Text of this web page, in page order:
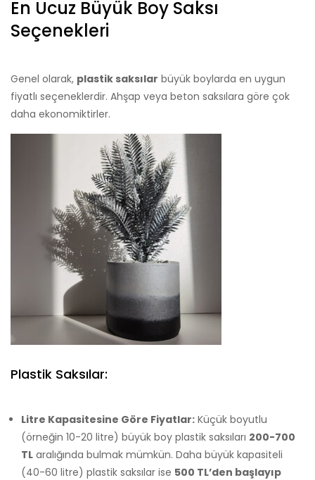
En Ucuz Büyük Boy Saksı
Seçenekleri
Genel olarak, plastik saksılar büyük boylarda en uygun
fiyatlı seçeneklerdir. Ahşap veya beton saksılara göre çok
daha ekonomiktirler.
Plastik Saksılar:
Litre Kapasitesine Göre Fiyatlar: Küçük boyutlu
(örneğin 10-20 litre) büyük boy plastik saksıları 200-700
TL aralığında bulmak mümkün. Daha büyük kapasiteli
(40-60 litre) plastik saksılar ise 500 TL’den başlayıp